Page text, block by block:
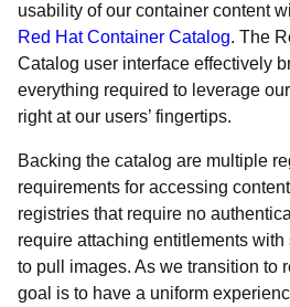
usability of our container content
Red Hat Container Catalog. The
Catalog user interface effectively
everything required to leverage
right at our users’ fingertips.
Backing the catalog are multiple
requirements for accessing
registries that require no
require attaching entitlements
to pull images. As we transition to
goal is to have a uniform